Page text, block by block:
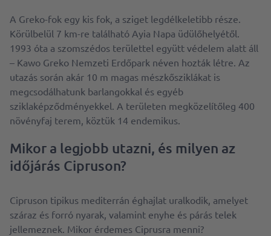
A Greko-fok egy kis fok, a sziget legdélkeletibb része.
Körülbelül 7 km-re található Ayia Napa üdülőhelyétől.
1993 óta a szomszédos területtel együtt védelem alatt áll
– Kawo Greko Nemzeti Erdőpark néven hozták létre. Az
utazás során akár 10 m magas mészkősziklákat is
megcsodálhatunk barlangokkal és egyéb
sziklaképződményekkel. A területen megközelítőleg 400
növényfaj terem, köztük 14 endemikus.
Mikor a legjobb utazni, és milyen az
időjárás Cipruson?
Cipruson tipikus mediterrán éghajlat uralkodik, amelyet
száraz és forró nyarak, valamint enyhe és párás telek
jellemeznek. Mikor érdemes Ciprusra menni?